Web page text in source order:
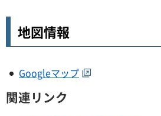
地図情報
Googleマップ
関連リンク